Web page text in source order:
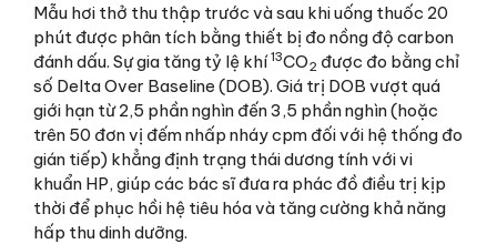
Mẫu hơi thở thu thập trước và sau khi uống thuốc 20
phút được phân tích bằng thiết bị đo nồng độ carbon
đánh dấu. Sự gia tăng tỷ lệ khí13CO2 được đo bằng chỉ
số Delta Over Baseline (DOB). Giá trị DOB vượt quá
giới hạn từ 2,5 phần nghìn đến 3,5 phần nghìn (hoặc
trên 50 đơn vị đếm nhấp nháy cpm đối với hệ thống đo
gián tiếp) khẳng định trạng thái dương tính với vi
khuẩn HP, giúp các bác sĩ đưa ra phác đồ điều trị kịp
thời để phục hồi hệ tiêu hóa và tăng cường khả năng
hấp thu dinh dưỡng.